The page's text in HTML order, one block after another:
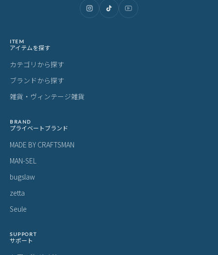
ITEM
アイテムを探す
カテゴリから探す
ブランドから探す
雑貨・ヴィンテージ雑貨
BRAND
プライベートブランド
MADE BY CRAFTSMAN
MAN-SEL
bugslaw
zetta
Seule
SUPPORT
サポート